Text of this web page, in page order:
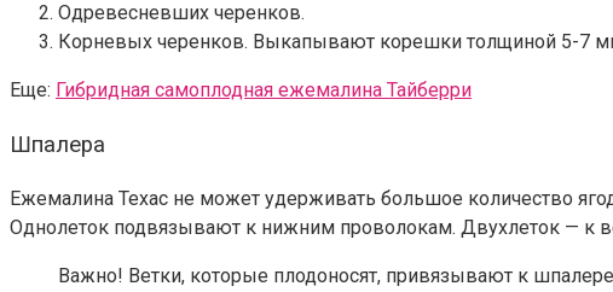
Одревесневших черенков.
Корневых черенков. Выкапывают корешки толщиной 5-7
Еще: Гибридная самоплодная ежемалина Тайберри
Шпалера
Ежемалина Техас не может удерживать большое количество
Однолеток подвязывают к нижним проволокам. Двухлеток — к
Важно! Ветки, которые плодоносят, привязывают к